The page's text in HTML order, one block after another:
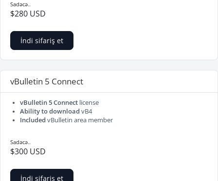
Sadəcə..
$280 USD
İndi sifariş et
vBulletin 5 Connect
vBulletin 5 Connect license
Ability to download vB4
Included vBulletin area member
Sadəcə..
$300 USD
İndi sifariş et